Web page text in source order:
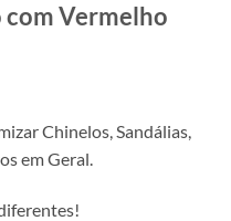
com Vermelho
Chinelos, Sandálias,
em Geral.